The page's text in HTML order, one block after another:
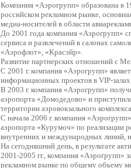
Компания «Аэрогрупп» образована в
российском рекламном рынке,
медиа-носителей в области
До 2001 года компания «Аэрогрупп»
сервиса и развлечений в салонах
«Аэрофлот», «Красэйр».
Развитие партнерских отношений с
С 2001 г. компания «Аэрогрупп»
информационных проектов в VIP-
В 2003 г. компания «Аэрогрупп»
аэропорта «Домодедово» и
территории аэровокзального
С начала 2006 г. компания
аэропорта «Курумоч» по реализации
внутренних и международных линий,
На сегодняшний день, в результате
2001-2005 гг., компания
рекламном рынке по общему объему